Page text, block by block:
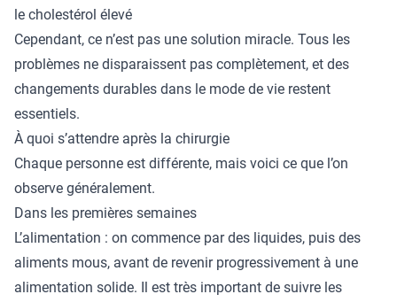
le cholestérol élevé
Cependant, ce n’est pas une solution miracle. Tous les
problèmes ne disparaissent pas complètement, et des
changements durables dans le mode de vie restent
essentiels.
À quoi s’attendre après la chirurgie
Chaque personne est différente, mais voici ce que l’on
observe généralement.
Dans les premières semaines
L’alimentation : on commence par des liquides, puis des
aliments mous, avant de revenir progressivement à une
alimentation solide. Il est très important de suivre les